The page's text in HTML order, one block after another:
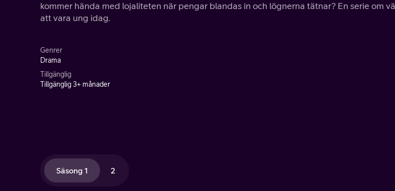
kommer hända med lojaliteten när pengar blandas in och lögnerna tätnar? En serie om
att vara ung idag.
Genrer
Drama
Tillgänglig
Tillgänglig 3+ månader
Säsong 1 2